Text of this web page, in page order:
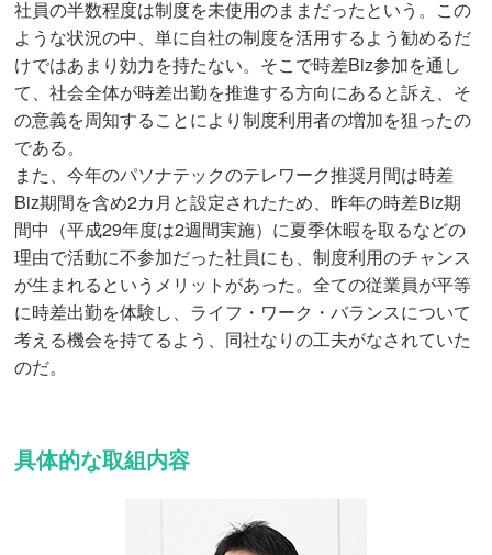
社員の半数程度は制度を未使用のままだったという。この
ような状況の中、単に自社の制度を活用するよう勧めるだ
けではあまり効力を持たない。そこで時差Biz参加を通し
て、社会全体が時差出勤を推進する方向にあると訴え、そ
の意義を周知することにより制度利用者の増加を狙ったの
である。
また、今年のパソナテックのテレワーク推奨月間は時差
Biz期間を含め2カ月と設定されたため、昨年の時差Biz期
間中（平成29年度は2週間実施）に夏季休暇を取るなどの
理由で活動に不参加だった社員にも、制度利用のチャンス
が生まれるというメリットがあった。全ての従業員が平等
に時差出勤を体験し、ライフ・ワーク・バランスについて
考える機会を持てるよう、同社なりの工夫がなされていた
のだ。
具体的な取組内容